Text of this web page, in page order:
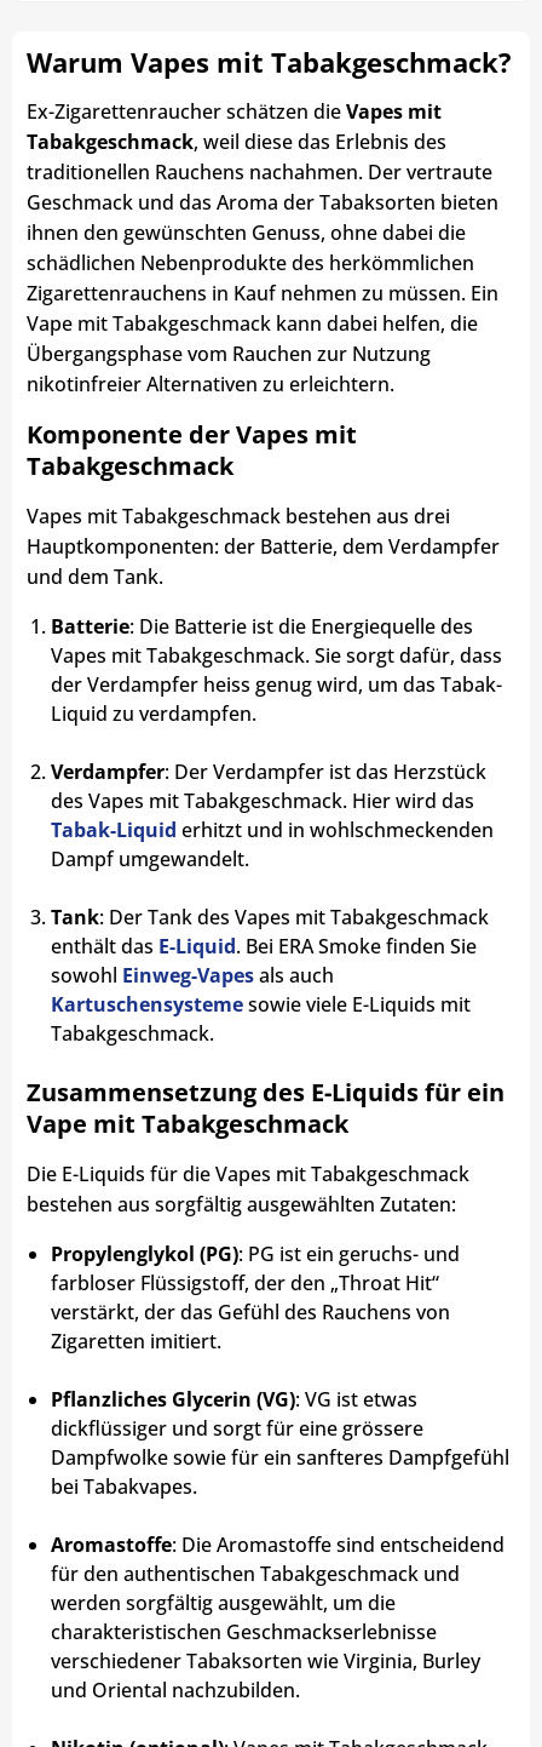
Warum Vapes mit Tabakgeschmack?
Ex-Zigarettenraucher schätzen dieVapes mit
Tabakgeschmack, weil diese das Erlebnis des
traditionellen Rauchens nachahmen. Der vertraute
Geschmack und das Aroma der Tabaksorten bieten
ihnen den gewünschten Genuss, ohne dabei die
schädlichen Nebenprodukte des herkömmlichen
Zigarettenrauchens in Kauf nehmen zu müssen. Ein
Vape mit Tabakgeschmack kann dabei helfen, die
Übergangsphase vom Rauchen zur Nutzung
nikotinfreier Alternativen zu erleichtern.
Komponente der Vapes mit
Tabakgeschmack
Vapes mit Tabakgeschmack bestehen aus drei
Hauptkomponenten: der Batterie, dem Verdampfer
und dem Tank.
Batterie: Die Batterie ist die Energiequelle des
Vapes mit Tabakgeschmack. Sie sorgt dafür, dass
der Verdampfer heiss genug wird, um das Tabak-
Liquid zu verdampfen.
Verdampfer: Der Verdampfer ist das Herzstück
des Vapes mit Tabakgeschmack. Hier wird das
Tabak-Liquid erhitzt und in wohlschmeckenden
Dampf umgewandelt.
Tank: Der Tank des Vapes mit Tabakgeschmack
enthält das E-Liquid. Bei ERA Smoke finden Sie
sowohl Einweg-Vapesals auch
Kartuschensystemesowie viele E-Liquids mit
Tabakgeschmack.
Zusammensetzung des E-Liquids für ein
Vape mit Tabakgeschmack
Die E-Liquids für die Vapes mit Tabakgeschmack
bestehen aus sorgfältig ausgewählten Zutaten:
Propylenglykol (PG): PG ist ein geruchs- und
farbloser Flüssigstoff, der den „Throat Hit“
verstärkt, der das Gefühl des Rauchens von
Zigaretten imitiert.
Pflanzliches Glycerin (VG): VG ist etwas
dickflüssiger und sorgt für eine grössere
Dampfwolke sowie für ein sanfteres Dampfgefühl
bei Tabakvapes.
Aromastoffe: Die Aromastoffe sind entscheidend
für den authentischen Tabakgeschmack und
werden sorgfältig ausgewählt, um die
charakteristischen Geschmackserlebnisse
verschiedener Tabaksorten wie Virginia, Burley
und Oriental nachzubilden.